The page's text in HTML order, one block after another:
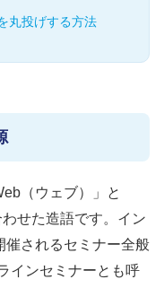
丸投げする方法
（ウェブ）」と
せた造語です。イン
催されるセミナー全般
インセミナーとも呼